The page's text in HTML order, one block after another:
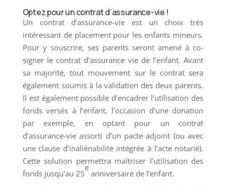
Optez pour un contrat d’assurance-vie !
Un contrat d’assurance-vie est un choix très
intéressant de placement pour les enfants mineurs.
Pour y souscrire, ses parents seront amené à co-
signer le contrat d’assurance vie de l’enfant. Avant
sa majorité, tout mouvement sur le contrat sera
également soumis à la validation des deux parents.
Il est également possible d’encadrer l’utilisation des
fonds versés à l’enfant, l’occasion d’une donation
par exemple, en optant pour un contrat
d’assurance-vie assorti d’un pacte adjoint (ou avec
une clause d’inaliénabilité intégrée à l’acte notarié).
Cette solution permettra maîtriser l’utilisation des
fonds jusqu’au 25
e
anniversaire de l’enfant.